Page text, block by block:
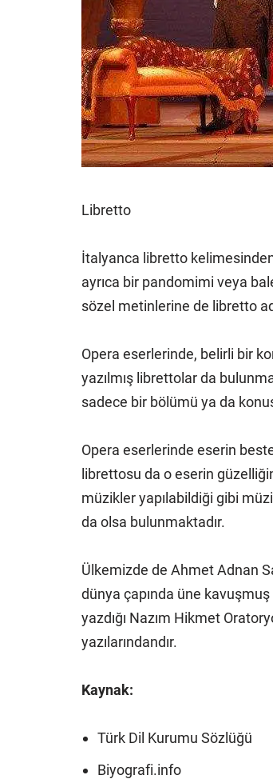
Libretto
İtalyanca libretto
ayrıca bir pandomimi veya
sözel metinlerine de libretto
Opera eserlerinde, belirli bir
yazılmış librettolar da
sadece bir bölümü ya da
Opera eserlerinde eserin
librettosu da o eserin
müzikler yapılabildiği gibi
da olsa bulunmaktadır.
Ülkemizde de Ahmet Adnan
dünya çapında üne kavuşmuş
yazdığı Nazım Hikmet
yazılarındandır.
Kaynak:
Türk Dil Kurumu Sözlüğü
Biyografi.info